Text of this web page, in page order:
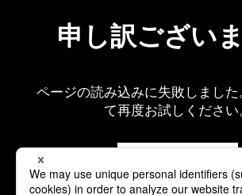
申し訳ござい
ページの読み込みに失敗しまし
て再度お試しください